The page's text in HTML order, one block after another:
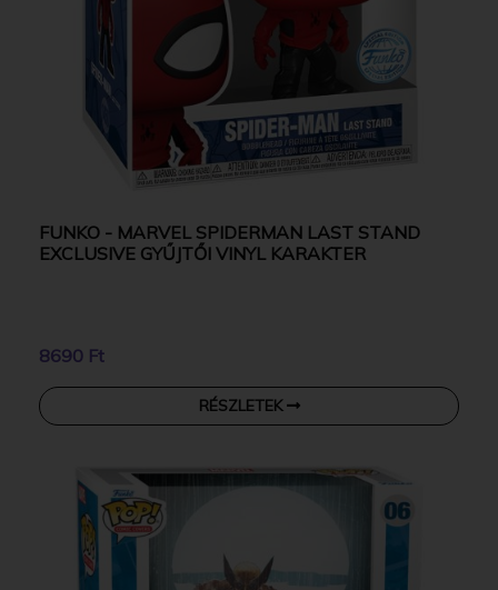
FUNKO - MARVEL SPIDERMAN LAST STAND
EXCLUSIVE GYŰJTŐI VINYL KARAKTER
8690 Ft
RÉSZLETEK